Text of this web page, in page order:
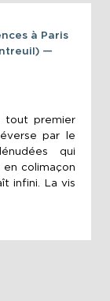
à Paris
—
tout premier
par le
qui
colimaçon
infini. La vis